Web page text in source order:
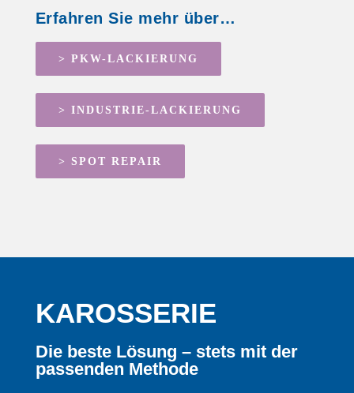
Erfahren Sie mehr über…
> PKW-LACKIERUNG
> INDUSTRIE-LACKIERUNG
> SPOT REPAIR
KAROSSERIE
Die beste Lösung – stets mit der
passenden Methode